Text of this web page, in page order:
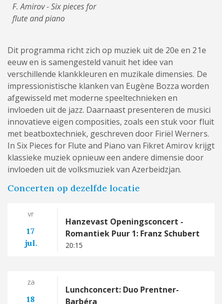
Concerten op dezelfde locatie
vr
17
jul.
Hanzevast Openingsconcert -
Romantiek Puur 1: Franz Schubert
20:15
za
18
Lunchconcert: Duo Prentner-
Barbéra
F. Amirov - Six pieces for
flute and piano
Dit programma richt zich op muziek uit de 20e en 21e
eeuw en is samengesteld vanuit het idee van
verschillende klankkleuren en muzikale dimensies. De
impressionistische klanken van Eugène Bozza worden
afgewisseld met moderne speeltechnieken en
invloeden uit de jazz. Daarnaast presenteren de musici
innovatieve eigen composities, zoals een stuk voor fluit
met beatboxtechniek, geschreven door Firiël Werners.
In Six Pieces for Flute and Piano van Fikret Amirov krijgt
klassieke muziek opnieuw een andere dimensie door
invloeden uit de volksmuziek van Azerbeidzjan.